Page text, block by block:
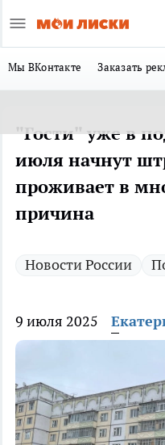
Мы ВКонтакте Заказать
"Гости" уже в
июля начнут
проживает в
причина
Новости России
9 июля 2025